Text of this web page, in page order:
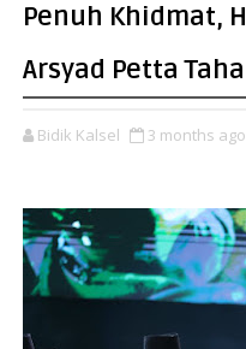
Penuh Khidmat,
Arsyad Petta
Bidik Kalsel 3 months ago